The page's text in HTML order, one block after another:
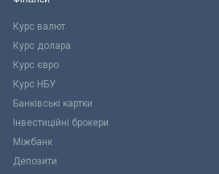
Курс валют
Курс долара
Курс євро
Курс НБУ
Банківські картки
Інвестиційні брокери
Міжбанк
Депозити